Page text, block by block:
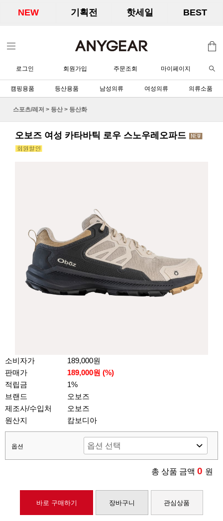
NEW 기획전 핫세일 BEST
로그인 회원가입 주문조회 마이페이지
캠핑용품 등산용품 남성의류 여성의류 의류소품
스포츠/레저 > 등산 > 등산화
오보즈 여성 카타바틱 로우 스노우레오파드
소비자가
189,000원
판매가
189,000원 (%)
적립금
1%
브랜드
오보즈
제조사/수입처
오보즈
원산지
캄보디아
옵션
총 상품 금액 0 원
바로 구매하기 장바구니 관심상품